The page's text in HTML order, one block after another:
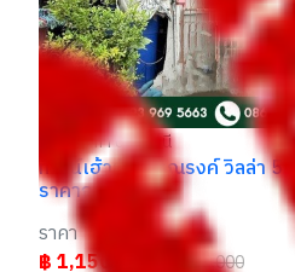
ลำลูกกา ปทุมธานี
ทาวน์เฮ้าส์ ฉัตรณรงค์ วิลล่า 5
ราคาถูก
ราคา
฿ 1,150,000
฿1,250,000